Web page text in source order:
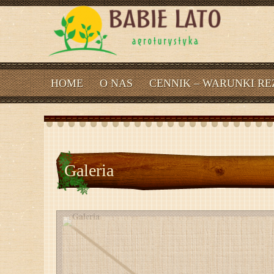
HOME O NAS CENNIK – WARUNKI
Galeria